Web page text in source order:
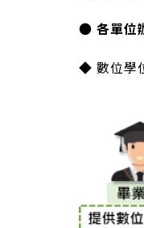
● 各單位
◆ 數位學